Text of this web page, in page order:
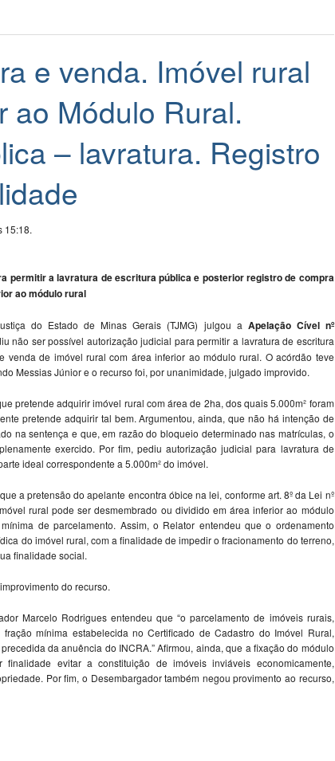
e venda. Imóvel rural
ao Módulo Rural.
– lavratura. Registro
15:18.
permitir a lavratura de escritura pública e posterior registro de compra
ao módulo rural
do Estado de Minas Gerais (TJMG) julgou a Apelação Cível nº
não ser possível autorização judicial para permitir a lavratura de escritura
venda de imóvel rural com área inferior ao módulo rural. O acórdão teve
Messias Júnior e o recurso foi, por unanimidade, julgado improvido.
pretende adquirir imóvel rural com área de 2ha, dos quais 5.000m² foram
pretende adquirir tal bem. Argumentou, ainda, que não há intenção de
na sentença e que, em razão do bloqueio determinado nas matrículas, o
exercido. Por fim, pediu autorização judicial para lavratura de
ideal correspondente a 5.000m² do imóvel.
a pretensão do apelante encontra óbice na lei, conforme art. 8º da Lei nº
rural pode ser desmembrado ou dividido em área inferior ao módulo
de parcelamento. Assim, o Relator entendeu que o ordenamento
do imóvel rural, com a finalidade de impedir o fracionamento do terreno,
finalidade social.
do recurso.
Marcelo Rodrigues entendeu que “o parcelamento de imóveis rurais,
mínima estabelecida no Certificado de Cadastro do Imóvel Rural,
da anuência do INCRA.” Afirmou, ainda, que a fixação do módulo
evitar a constituição de imóveis inviáveis economicamente,
Por fim, o Desembargador também negou provimento ao recurso,